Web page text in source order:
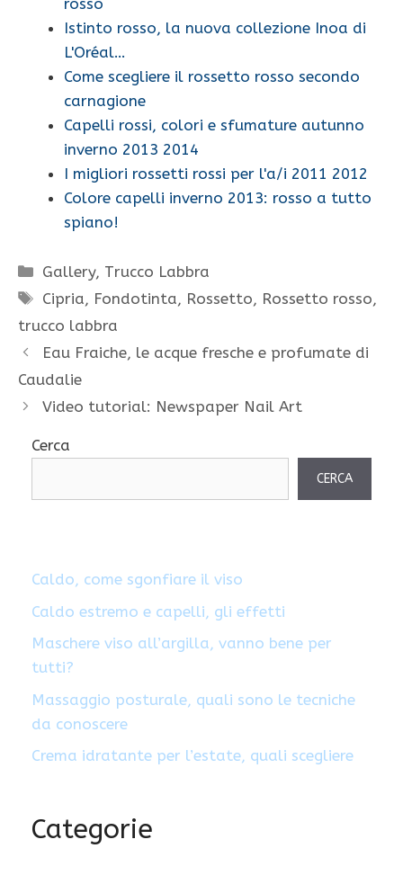
rosso
Istinto rosso, la nuova collezione Inoa di
L'Oréal…
Come scegliere il rossetto rosso secondo
carnagione
Capelli rossi, colori e sfumature autunno
inverno 2013 2014
I migliori rossetti rossi per l'a/i 2011 2012
Colore capelli inverno 2013: rosso a tutto
spiano!
Categorie
Gallery, Trucco Labbra
Tag
Cipria, Fondotinta, Rossetto, Rossetto rosso,
trucco labbra
Eau Fraiche, le acque fresche e profumate di
Caudalie
Video tutorial: Newspaper Nail Art
Cerca
CERCA
Caldo, come sgonfiare il viso
Caldo estremo e capelli, gli effetti
Maschere viso all’argilla, vanno bene per
tutti?
Massaggio posturale, quali sono le tecniche
da conoscere
Crema idratante per l’estate, quali scegliere
Categorie